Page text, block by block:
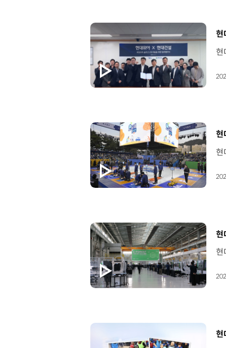
[
현
[
현
[
현
[
현